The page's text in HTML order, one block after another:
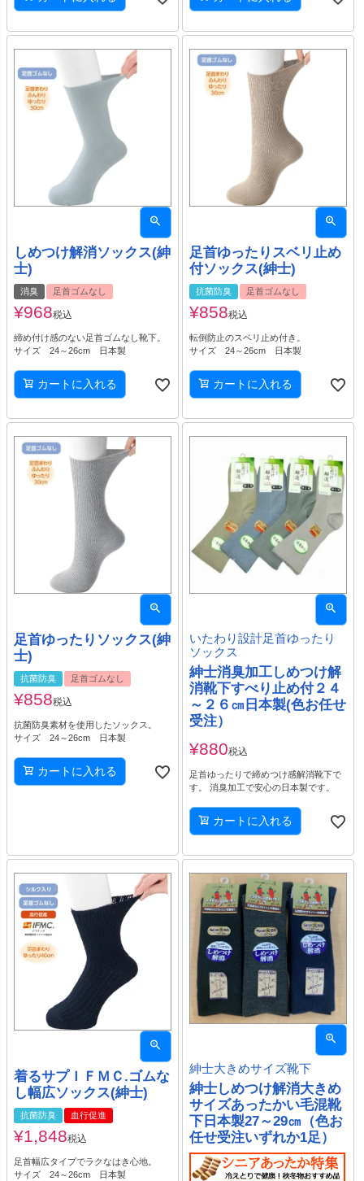
しめつけ解消ソックス(紳
士)
消臭 足首ゴムなし
¥968税込
締め付け感のない足首ゴムなし靴下。
サイズ 24～26cm 日本製
カートに入れる
足首ゆったりスベリ止め
付ソックス(紳士)
抗菌防臭 足首ゴムなし
¥858税込
転倒防止のスベリ止め付き。
サイズ 24～26cm 日本製
カートに入れる
足首ゆったりソックス(紳
士)
抗菌防臭 足首ゴムなし
¥858税込
抗菌防臭素材を使用したソックス。
サイズ 24～26cm 日本製
カートに入れる
いたわり設計足首ゆったり
ソックス
紳士消臭加工しめつけ解
消靴下すべり止め付２４
～２６㎝日本製(色お任せ
受注）
¥880税込
足首ゆったりで締めつけ感解消靴下で
す。 消臭加工で安心の日本製です。
カートに入れる
着るサプＩＦＭＣ.ゴムな
し幅広ソックス(紳士)
抗菌防臭 血行促進
¥1,848税込
足首幅広タイプでラクなはき心地。
サイズ 24～26cm 日本製
紳士大きめサイズ靴下
紳士しめつけ解消大きめ
サイズあったかい毛混靴
下日本製27～29㎝（色お
任せ受注いずれか1足）